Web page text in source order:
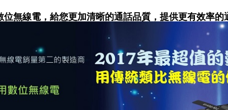
位無線電，給您更加清晰的通話品質，提供更有效率的